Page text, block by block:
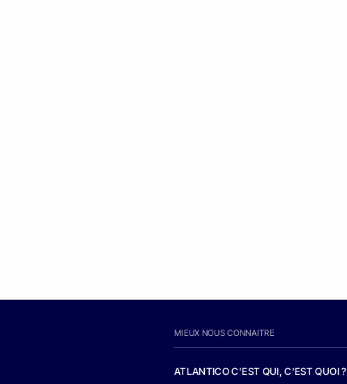
MIEUX NOUS CONNAITRE
ATLANTICO C'EST QUI, C'EST QUOI ?